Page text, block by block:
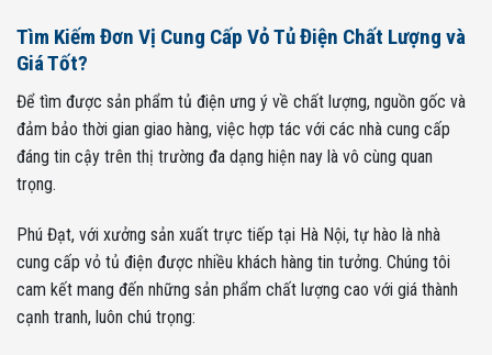
Tìm Kiếm Đơn Vị Cung Cấp Vỏ Tủ Điện Chất Lượng và
Giá Tốt?
Để tìm được sản phẩm tủ điện ưng ý về chất lượng, nguồn gốc và
đảm bảo thời gian giao hàng, việc hợp tác với các nhà cung cấp
đáng tin cậy trên thị trường đa dạng hiện nay là vô cùng quan
trọng.
Phú Đạt, với xưởng sản xuất trực tiếp tại Hà Nội, tự hào là nhà
cung cấp vỏ tủ điện được nhiều khách hàng tin tưởng. Chúng tôi
cam kết mang đến những sản phẩm chất lượng cao với giá thành
cạnh tranh, luôn chú trọng: